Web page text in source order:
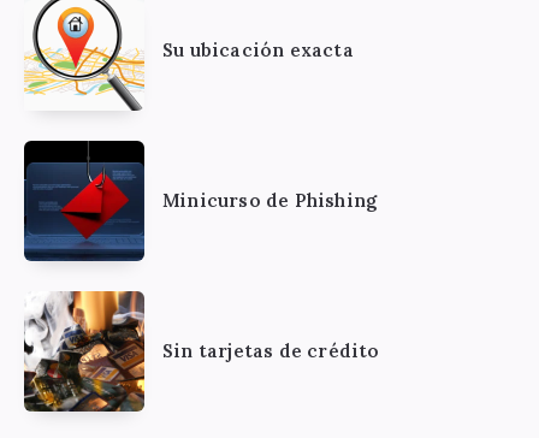
Su ubicación exacta
Minicurso de Phishing
Sin tarjetas de crédito